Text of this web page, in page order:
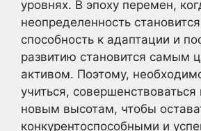
уровнях. В эпоху перемен,
неопределенность
способность к адаптации и
развитию становится самым
активом. Поэтому,
учиться, совершенствоваться
новым высотам, чтобы
конкурентоспособными и